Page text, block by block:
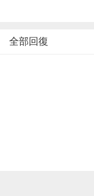
全部回復